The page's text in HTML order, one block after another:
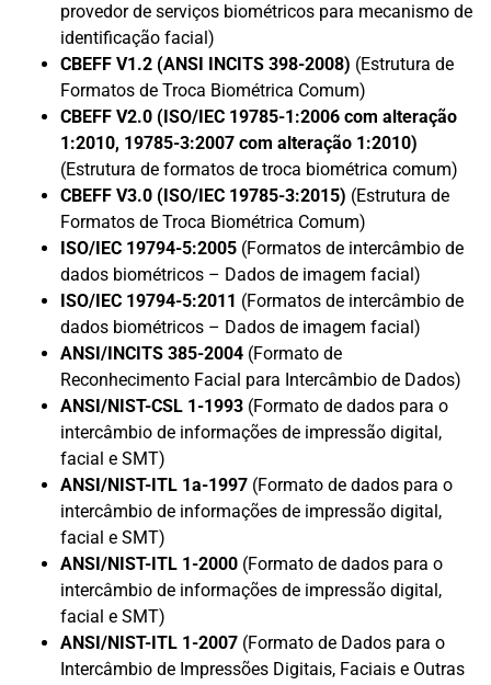
provedor de serviços biométricos para mecanismo de
identificação facial)
CBEFF V1.2 (ANSI INCITS 398-2008) (Estrutura de
Formatos de Troca Biométrica Comum)
CBEFF V2.0 (ISO/IEC 19785-1:2006 com alteração
1:2010, 19785-3:2007 com alteração 1:2010)
(Estrutura de formatos de troca biométrica comum)
CBEFF V3.0 (ISO/IEC 19785-3:2015) (Estrutura de
Formatos de Troca Biométrica Comum)
ISO/IEC 19794-5:2005 (Formatos de intercâmbio de
dados biométricos – Dados de imagem facial)
ISO/IEC 19794-5:2011 (Formatos de intercâmbio de
dados biométricos – Dados de imagem facial)
ANSI/INCITS 385-2004 (Formato de
Reconhecimento Facial para Intercâmbio de Dados)
ANSI/NIST-CSL 1-1993 (Formato de dados para o
intercâmbio de informações de impressão digital,
facial e SMT)
ANSI/NIST-ITL 1a-1997 (Formato de dados para o
intercâmbio de informações de impressão digital,
facial e SMT)
ANSI/NIST-ITL 1-2000 (Formato de dados para o
intercâmbio de informações de impressão digital,
facial e SMT)
ANSI/NIST-ITL 1-2007 (Formato de Dados para o
Intercâmbio de Impressões Digitais, Faciais e Outras